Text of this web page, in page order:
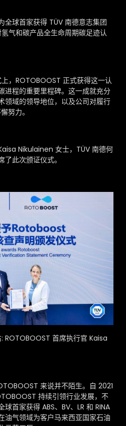
全球首家获得 TÜV 南德意志集团
氢气和碳产品全生命周期碳足迹认
，ROTOBOOST 正式获得这一认
进程的重要里程碑。这一成就充分
领域的领导地位，以及公司对履行
努力。
Nikulainen 女士，TÜV 南德何
此次颁证仪式。
ROTOBOOST 首席执行官 Kaisa
来说并不陌生。自 2021
持续引领行业发展，不
首家获得 ABS、BV、LR 和 RINA
油气领域为客户马来西亚国家石油